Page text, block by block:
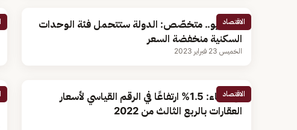
الاقتصاد
بالفيديو.. متخصّص: الدولة ستتحمل فئة الوحدات
السكنية منخفضة السعر
الخميس 23 فبراير 2023
الاقتصاد
الإحصاء: 1.5% ارتفاعًا في الرقم القياسي لأسعار
العقارات بالربع الثالث من 2022